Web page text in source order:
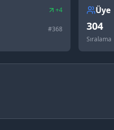
+4
#368
Üye
304
Sıralama